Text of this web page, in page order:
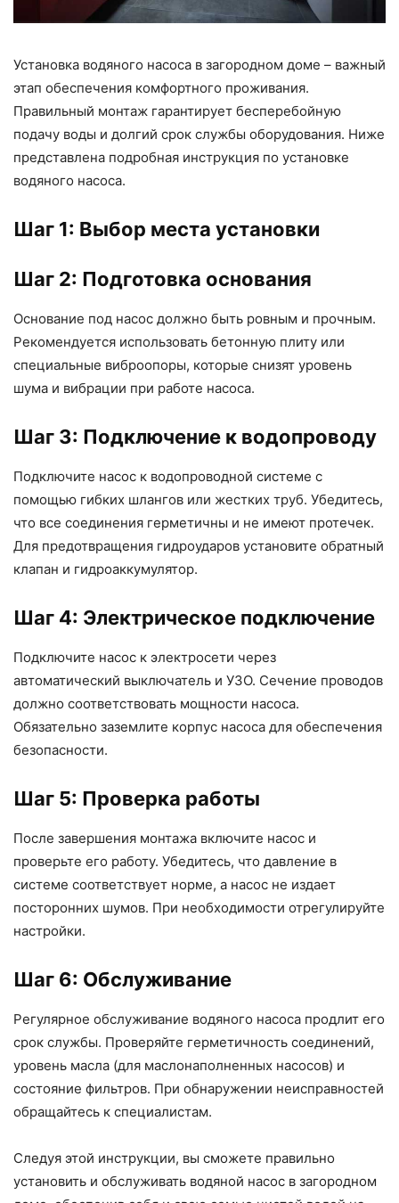
Установка водяного насоса в загородном доме – важный
этап обеспечения комфортного проживания.
Правильный монтаж гарантирует бесперебойную
подачу воды и долгий срок службы оборудования. Ниже
представлена подробная инструкция по установке
водяного насоса.
Шаг 1: Выбор места установки
Шаг 2: Подготовка основания
Основание под насос должно быть ровным и прочным.
Рекомендуется использовать бетонную плиту или
специальные виброопоры, которые снизят уровень
шума и вибрации при работе насоса.
Шаг 3: Подключение к водопроводу
Подключите насос к водопроводной системе с
помощью гибких шлангов или жестких труб. Убедитесь,
что все соединения герметичны и не имеют протечек.
Для предотвращения гидроударов установите обратный
клапан и гидроаккумулятор.
Шаг 4: Электрическое подключение
Подключите насос к электросети через
автоматический выключатель и УЗО. Сечение проводов
должно соответствовать мощности насоса.
Обязательно заземлите корпус насоса для обеспечения
безопасности.
Шаг 5: Проверка работы
После завершения монтажа включите насос и
проверьте его работу. Убедитесь, что давление в
системе соответствует норме, а насос не издает
посторонних шумов. При необходимости отрегулируйте
настройки.
Шаг 6: Обслуживание
Регулярное обслуживание водяного насоса продлит его
срок службы. Проверяйте герметичность соединений,
уровень масла (для маслонаполненных насосов) и
состояние фильтров. При обнаружении неисправностей
обращайтесь к специалистам.
Следуя этой инструкции, вы сможете правильно
установить и обслуживать водяной насос в загородном